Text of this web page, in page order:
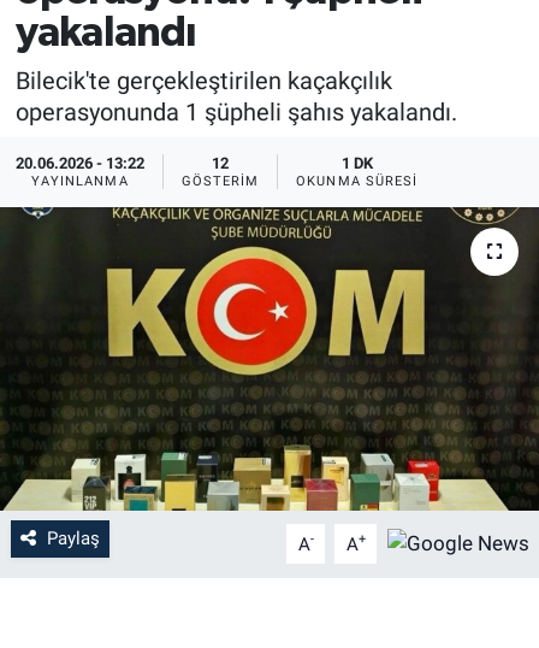
yakalandı
Bilecik'te gerçekleştirilen kaçakçılık
operasyonunda 1 şüpheli şahıs yakalandı.
20.06.2026 - 13:22
YAYINLANMA
12
GÖSTERIM
1 DK
OKUNMA SÜRESI
Paylaş A- A+
EĞİTİM
MAGAZİN
ÖZEL HABER
HALK54 PANORAMA